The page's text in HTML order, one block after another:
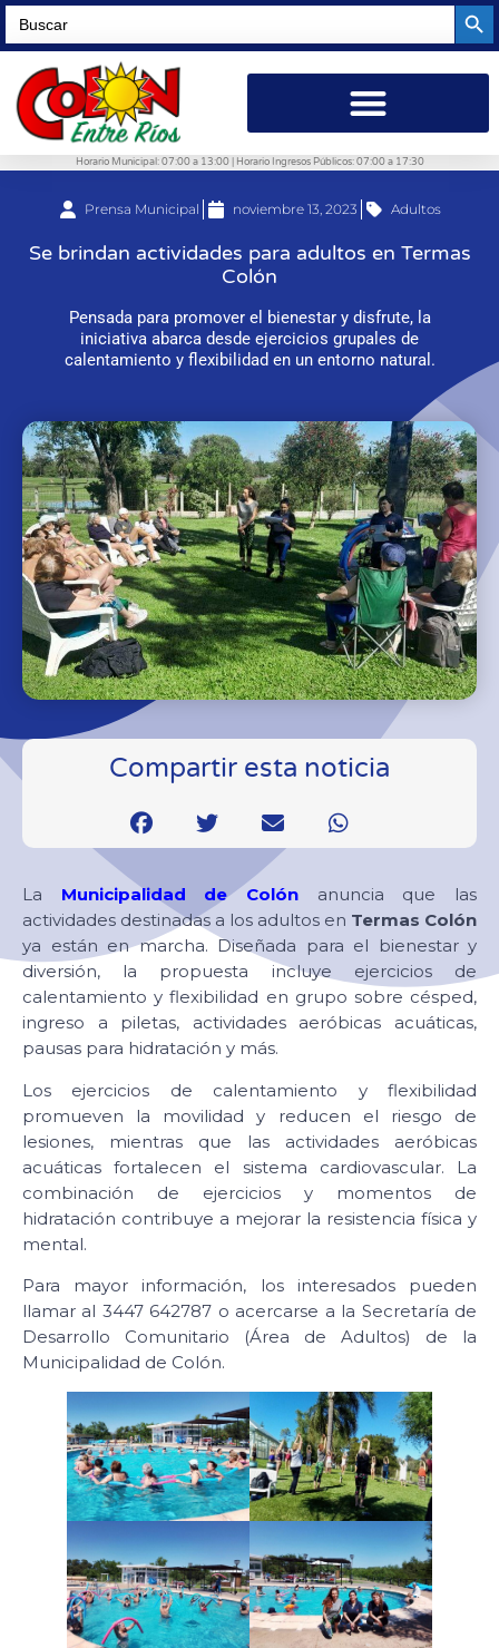
Search
for:
Horario Municipal: 07:00 a 13:00 | Horario Ingresos Públicos: 07:00 a 17:30
Prensa Municipal noviembre 13, 2023 Adultos
Se brindan actividades para adultos en Termas
Colón
Pensada para promover el bienestar y disfrute, la
iniciativa abarca desde ejercicios grupales de
calentamiento y flexibilidad en un entorno natural.
Compartir esta noticia
La Municipalidad de Colón anuncia que las
actividades destinadas a los adultos en Termas Colón
ya están en marcha. Diseñada para el bienestar y
diversión, la propuesta incluye ejercicios de
calentamiento y flexibilidad en grupo sobre césped,
ingreso a piletas, actividades aeróbicas acuáticas,
pausas para hidratación y más.
Los ejercicios de calentamiento y flexibilidad
promueven la movilidad y reducen el riesgo de
lesiones, mientras que las actividades aeróbicas
acuáticas fortalecen el sistema cardiovascular. La
combinación de ejercicios y momentos de
hidratación contribuye a mejorar la resistencia física y
mental.
Para mayor información, los interesados pueden
llamar al 3447 642787 o acercarse a la Secretaría de
Desarrollo Comunitario (Área de Adultos) de la
Municipalidad de Colón.